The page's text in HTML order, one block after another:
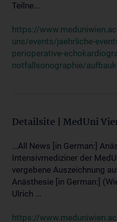
Teilne...
https://
uns/events/jaehrliche-
perioperative-
notfallsonographie/
Detailsite | MedUni
...All News [in German:]
Intensivmediziner der
vergebene Auszeichnung
Anästhesie [in German:]
Ulrich ...
https://